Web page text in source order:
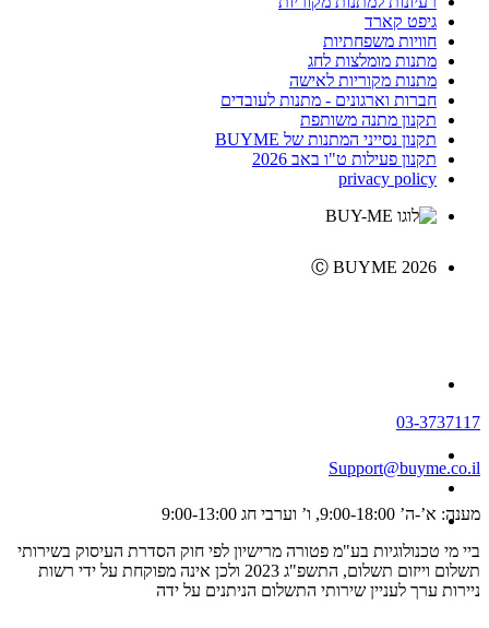
גיפט קארד
חוויות משפחתיות
מתנות מומלצות לחג
מתנות מקוריות לאישה
חברות וארגונים - מתנות לעובדים
תקנון מתנה משותפת
תקנון נסייני המתנות של BUYME
תקנון פעילות ט"ו באב 2026
privacy policy
Ⓒ BUYME 2026
03-3737117
Support@buyme.co.il
מענה: א’-ה’ 9:00-18:00, ו’ וערבי חג 9:00-13:00
ביי מי טכנולוגיות בע"מ פטורה מרישיון לפי חוק הסדרת העיסוק בשירותי
תשלום וייזום תשלום, התשפ"ג 2023 ולכן אינה מפוקחת על ידי רשות
ניירות ערך לעניין שירותי התשלום הניתנים על ידה